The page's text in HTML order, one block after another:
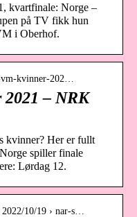
kvartfinale: Norge –
på TV fikk hun
i Oberhof.
kvinner-202…
– NRK
kvinner? Her er fullt
spiller finale
Lørdag 12.
10/19 › nar-s…